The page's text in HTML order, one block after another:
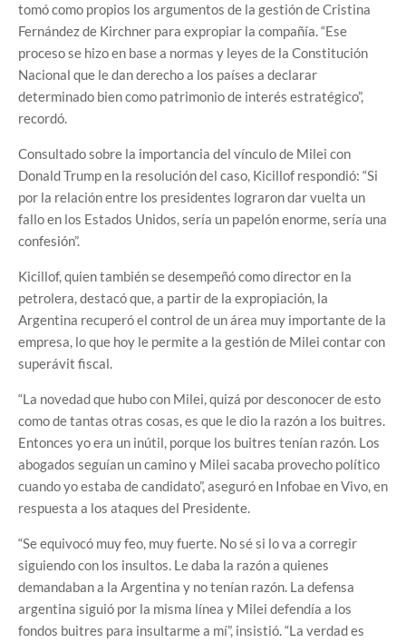
tomó como propios los argumentos de la gestión de Cristina
Fernández de Kirchner para expropiar la compañía. “Ese
proceso se hizo en base a normas y leyes de la Constitución
Nacional que le dan derecho a los países a declarar
determinado bien como patrimonio de interés estratégico”,
recordó.
Consultado sobre la importancia del vínculo de Milei con
Donald Trump en la resolución del caso, Kicillof respondió: “Si
por la relación entre los presidentes lograron dar vuelta un
fallo en los Estados Unidos, sería un papelón enorme, sería una
confesión”.
Kicillof, quien también se desempeñó como director en la
petrolera, destacó que, a partir de la expropiación, la
Argentina recuperó el control de un área muy importante de la
empresa, lo que hoy le permite a la gestión de Milei contar con
superávit fiscal.
“La novedad que hubo con Milei, quizá por desconocer de esto
como de tantas otras cosas, es que le dio la razón a los buitres.
Entonces yo era un inútil, porque los buitres tenían razón. Los
abogados seguían un camino y Milei sacaba provecho político
cuando yo estaba de candidato”, aseguró en Infobae en Vivo, en
respuesta a los ataques del Presidente.
“Se equivocó muy feo, muy fuerte. No sé si lo va a corregir
siguiendo con los insultos. Le daba la razón a quienes
demandaban a la Argentina y no tenían razón. La defensa
argentina siguió por la misma línea y Milei defendía a los
fondos buitres para insultarme a mí”, insistió. “La verdad es